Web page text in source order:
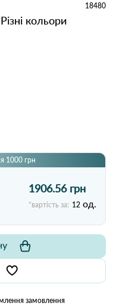
18480
кольори
1000 грн
1906.56 грн
*вартість за: 12 од.
замовлення